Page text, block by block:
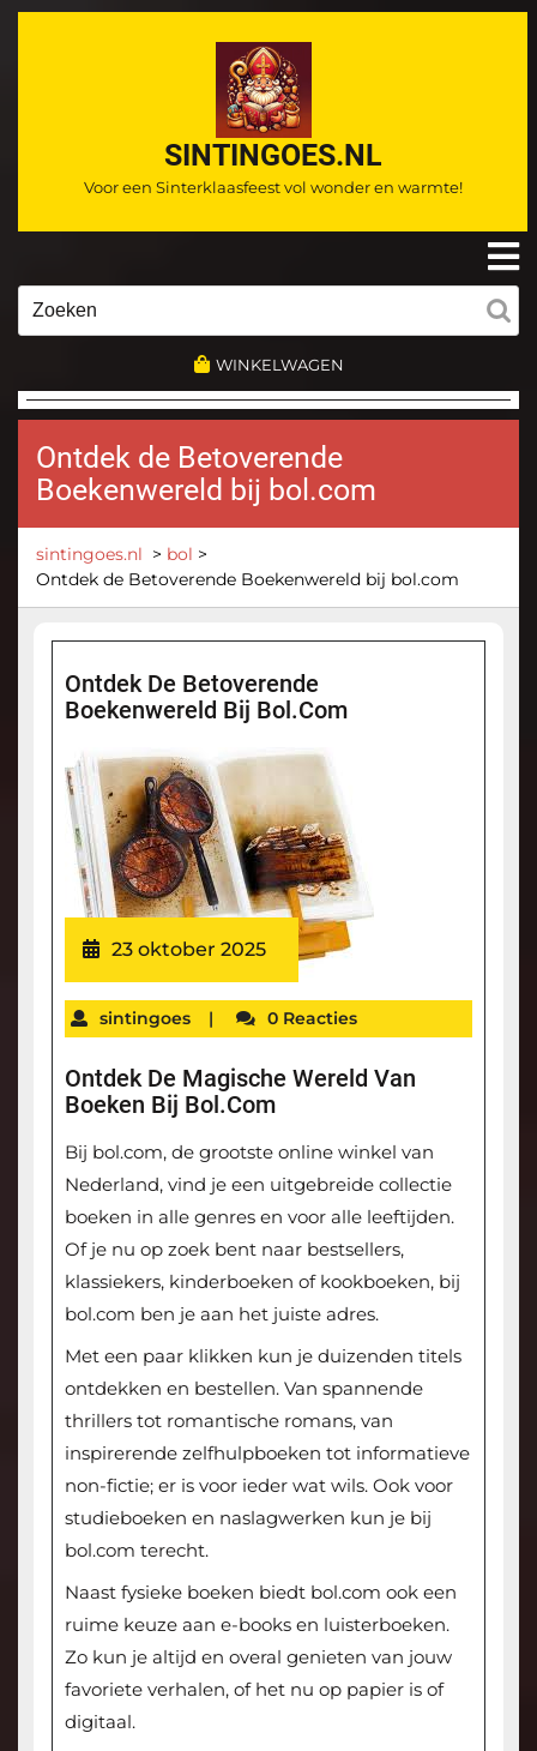
Ga
SINTINGOES.NL
Voor een Sinterklaasfeest vol wonder en warmte!
WINKELWAGEN
Ontdek de Betoverende
Boekenwereld bij bol.com
sintingoes.nl > bol >
Ontdek de Betoverende Boekenwereld bij bol.com
Ontdek De Betoverende
Boekenwereld Bij Bol.com
23 oktober 2025
sintingoes | 0 Reacties
Ontdek De Magische Wereld Van
Boeken Bij Bol.com
Bij bol.com, de grootste online winkel van
Nederland, vind je een uitgebreide collectie
boeken in alle genres en voor alle leeftijden.
Of je nu op zoek bent naar bestsellers,
klassiekers, kinderboeken of kookboeken, bij
bol.com ben je aan het juiste adres.
Met een paar klikken kun je duizenden titels
ontdekken en bestellen. Van spannende
thrillers tot romantische romans, van
inspirerende zelfhulpboeken tot informatieve
non-fictie; er is voor ieder wat wils. Ook voor
studieboeken en naslagwerken kun je bij
bol.com terecht.
Naast fysieke boeken biedt bol.com ook een
ruime keuze aan e-books en luisterboeken.
Zo kun je altijd en overal genieten van jouw
favoriete verhalen, of het nu op papier is of
digitaal.